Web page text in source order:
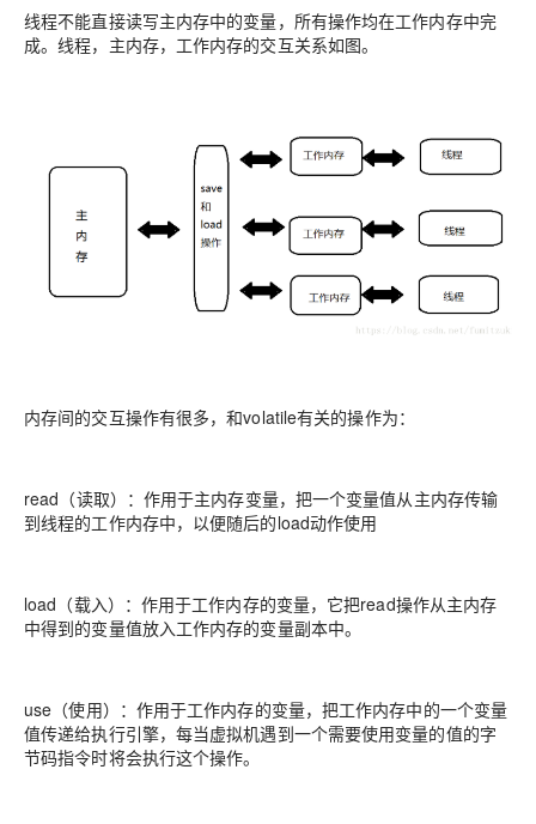
线程不能直接读写主内存中的变量，所有操作均在工作内存中完
成。线程，主内存，工作内存的交互关系如图。
内存间的交互操作有很多，和volatile有关的操作为：
read（读取）：作用于主内存变量，把一个变量值从主内存传输
到线程的工作内存中，以便随后的load动作使用
load（载入）：作用于工作内存的变量，它把read操作从主内存
中得到的变量值放入工作内存的变量副本中。
use（使用）：作用于工作内存的变量，把工作内存中的一个变量
值传递给执行引擎，每当虚拟机遇到一个需要使用变量的值的字
节码指令时将会执行这个操作。